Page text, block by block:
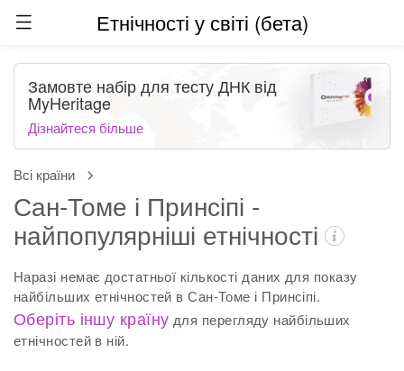
Етнічності у світі (бета)
Всі країни
Сан-Томе і Принсіпі -
найпопулярніші етнічності
Наразі немає достатньої кількості даних для показу
найбільших етнічностей в Сан-Томе і Принсіпі.
Оберіть іншу країну для перегляду найбільших
етнічностей в ній.
Замовте набір для тесту ДНК від
MyHeritage
Дізнайтеся більше